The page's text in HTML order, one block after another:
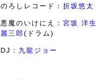
のろしレコード： 折坂悠太
悪魔のいけにえ： 宮坂 洋生
麗三郎(ドラム)
DJ： 九龍ジョー